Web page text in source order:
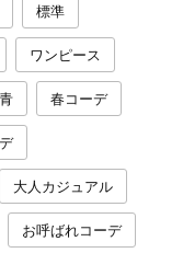
標準
ワンピース
青 春コーデ
大人カジュアル
お呼ばれコーデ